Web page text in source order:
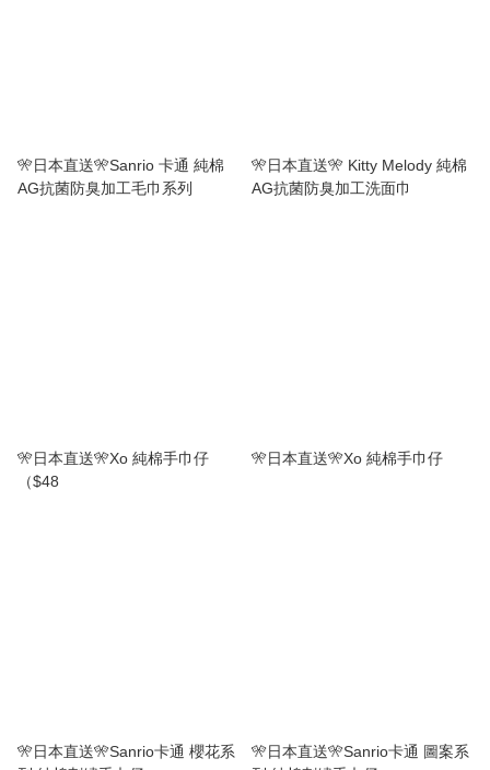
🎌日本直送🎌Sanrio 卡通 純棉
AG抗菌防臭加工毛巾系列
🎌日本直送🎌 Kitty Melody 純棉
AG抗菌防臭加工洗面巾
🎌日本直送🎌Xo 純棉手巾仔
（$48
🎌日本直送🎌Xo 純棉手巾仔
🎌日本直送🎌Sanrio卡通 櫻花系
🎌日本直送🎌Sanrio卡通 圖案系